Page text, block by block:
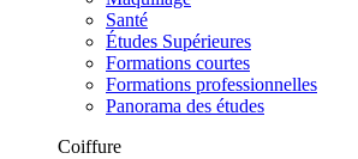
Santé
Études Supérieures
Formations courtes
Formations professionnelles
Panorama des études
Coiffure